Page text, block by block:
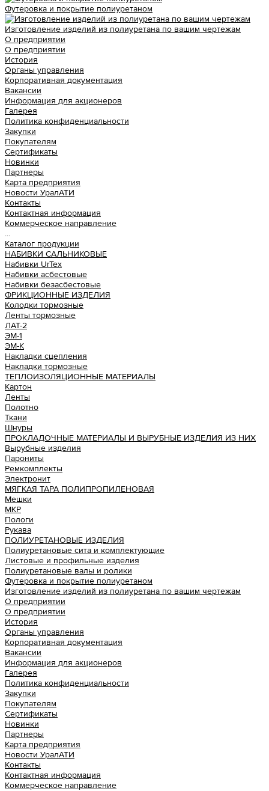
Футеровка и покрытие полиуретаном
Изготовление изделий из полиуретана по вашим чертежам
О предприятии
О предприятии
История
Органы управления
Корпоративная документация
Вакансии
Информация для акционеров
Галерея
Политика конфиденциальности
Закупки
Покупателям
Сертификаты
Новинки
Партнеры
Карта предприятия
Новости УралАТИ
Контакты
Контактная информация
Коммерческое направление
...
Каталог продукции
НАБИВКИ САЛЬНИКОВЫЕ
Набивки UrTex
Набивки асбестовые
Набивки безасбестовые
ФРИКЦИОННЫЕ ИЗДЕЛИЯ
Колодки тормозные
Ленты тормозные
ЛАТ-2
ЭМ-1
ЭМ-К
Накладки сцепления
Накладки тормозные
ТЕПЛОИЗОЛЯЦИОННЫЕ МАТЕРИАЛЫ
Картон
Ленты
Полотно
Ткани
Шнуры
ПРОКЛАДОЧНЫЕ МАТЕРИАЛЫ И ВЫРУБНЫЕ ИЗДЕЛИЯ ИЗ НИХ
Вырубные изделия
Парониты
Ремкомплекты
Электронит
МЯГКАЯ ТАРА ПОЛИПРОПИЛЕНОВАЯ
Мешки
МКР
Пологи
Рукава
ПОЛИУРЕТАНОВЫЕ ИЗДЕЛИЯ
Полиуретановые сита и комплектующие
Листовые и профильные изделия
Полиуретановые валы и ролики
Футеровка и покрытие полиуретаном
Изготовление изделий из полиуретана по вашим чертежам
О предприятии
О предприятии
История
Органы управления
Корпоративная документация
Вакансии
Информация для акционеров
Галерея
Политика конфиденциальности
Закупки
Покупателям
Сертификаты
Новинки
Партнеры
Карта предприятия
Новости УралАТИ
Контакты
Контактная информация
Коммерческое направление